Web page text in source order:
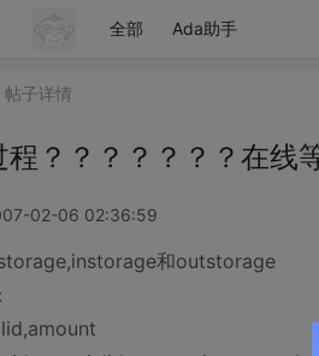
全部 Ada助手
帖子详情
？？？？？？？在线
02-06 02:36:59
和outstorage